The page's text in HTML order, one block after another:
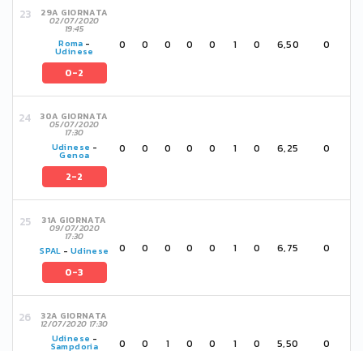
29A GIORNATA
02/07/2020
19:45
Roma -
Udinese
0-2
0 0 0 0 0 1 0 6,50 0
30A GIORNATA
05/07/2020
17:30
Udinese -
Genoa
2-2
0 0 0 0 0 1 0 6,25 0
31A GIORNATA
09/07/2020
17:30
SPAL - Udinese
0-3
0 0 0 0 0 1 0 6,75 0
32A GIORNATA
12/07/2020 17:30
Udinese -
Sampdoria 0 0 1 0 0 1 0 5,50 0